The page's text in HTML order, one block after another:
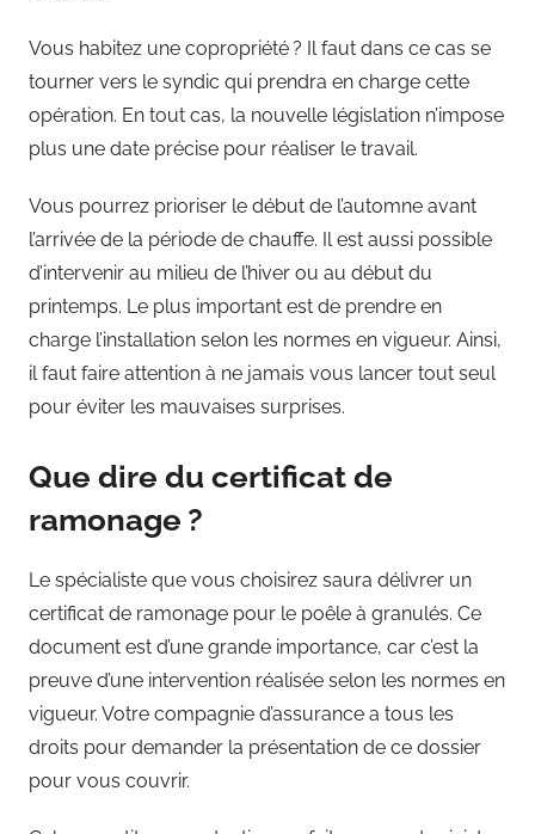
Vous habitez une copropriété ? Il faut dans ce cas se
tourner vers le syndic qui prendra en charge cette
opération. En tout cas, la nouvelle législation n’impose
plus une date précise pour réaliser le travail.
Vous pourrez prioriser le début de l’automne avant
l’arrivée de la période de chauffe. Il est aussi possible
d’intervenir au milieu de l’hiver ou au début du
printemps. Le plus important est de prendre en
charge l’installation selon les normes en vigueur. Ainsi,
il faut faire attention à ne jamais vous lancer tout seul
pour éviter les mauvaises surprises.
Que dire du certificat de
ramonage ?
Le spécialiste que vous choisirez saura délivrer un
certificat de ramonage pour le poêle à granulés. Ce
document est d’une grande importance, car c’est la
preuve d’une intervention réalisée selon les normes en
vigueur. Votre compagnie d’assurance a tous les
droits pour demander la présentation de ce dossier
pour vous couvrir.